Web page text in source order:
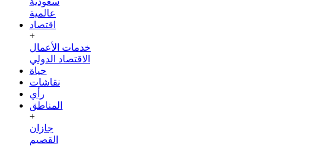
عالمية
اقتصاد
+
خدمات الأعمال
الاقتصاد الدولي
حياة
نقاشات
رأي
المناطق
+
جازان
القصيم